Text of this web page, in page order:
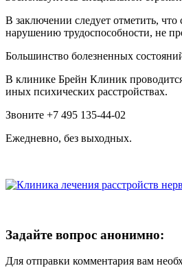
В заключении следует отметить,
нарушению трудоспособности, не
Большинство болезненных
В клинике Брейн Клиник
иных психических расстройствах.
Звоните +7 495 135-44-02
Ежедневно, без выходных.
Задайте вопрос анонимно:
Для отправки комментария вам